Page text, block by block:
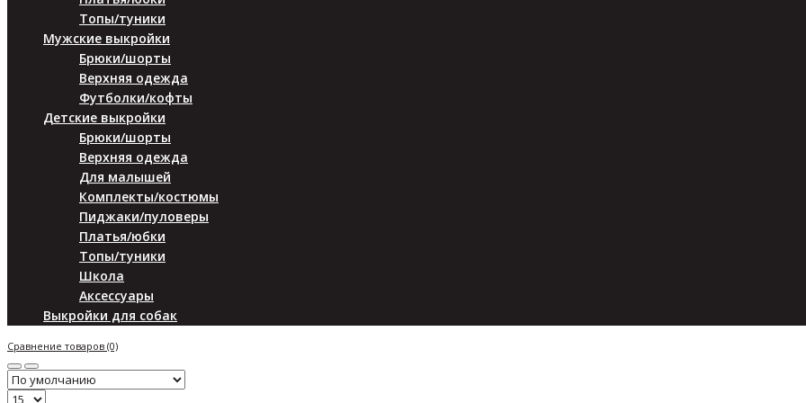
Топы/туники
Мужские выкройки
Брюки/шорты
Верхняя одежда
Футболки/кофты
Детские выкройки
Брюки/шорты
Верхняя одежда
Для малышей
Комплекты/костюмы
Пиджаки/пуловеры
Платья/юбки
Топы/туники
Школа
Аксессуары
Выкройки для собак
Сравнение товаров (0)